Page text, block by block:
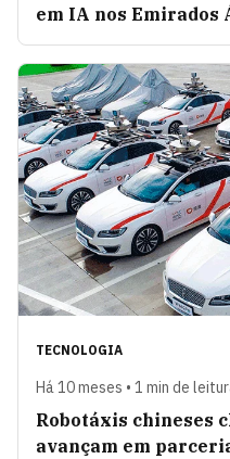
em IA nos Emirados
TECNOLOGIA
Há 10 meses • 1 min de
Robotáxis chineses
avançam em